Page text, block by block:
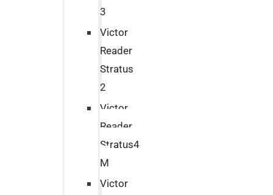
3
Victor
Reader
Stratus
2
Victor
Reader
Stratus4
M
Victor